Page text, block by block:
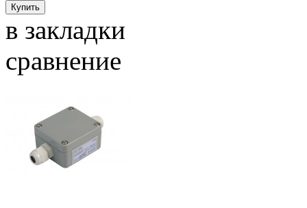
в закладки
сравнение